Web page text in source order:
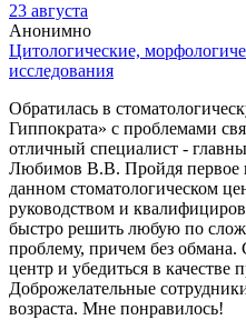
23 августа
Анонимно
Цитологические,
исследования
Обратилась в
Гиппократа» с проблемами
отличный специалист -
Любимов В.В. Пройдя первое
данном стоматологическом
руководством и
быстро решить любую по
проблему, причем без
центр и убедиться в качестве
Доброжелательные
возраста. Мне понравилось!